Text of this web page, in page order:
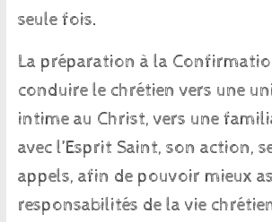
seule fois.
La préparation à la
conduire le chrétien vers une
intime au Christ, vers une
avec l’Esprit Saint, son action,
appels, afin de pouvoir mieux
responsabilités de la vie